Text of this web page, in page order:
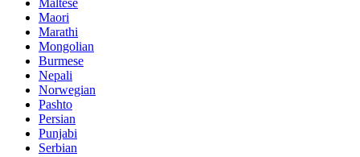
Maltese
Maori
Marathi
Mongolian
Burmese
Nepali
Norwegian
Pashto
Persian
Punjabi
Serbian